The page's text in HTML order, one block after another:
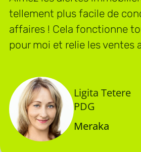
tellement plus facile de
affaires ! Cela fonctionne
pour moi et relie les ventes
Ligita Tetere
PDG
Meraka